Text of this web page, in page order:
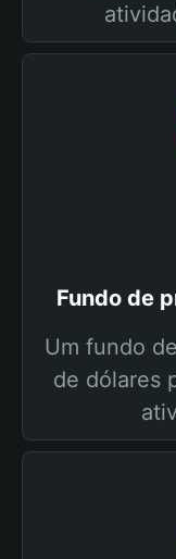
Fundo de
Um fundo
de dólares